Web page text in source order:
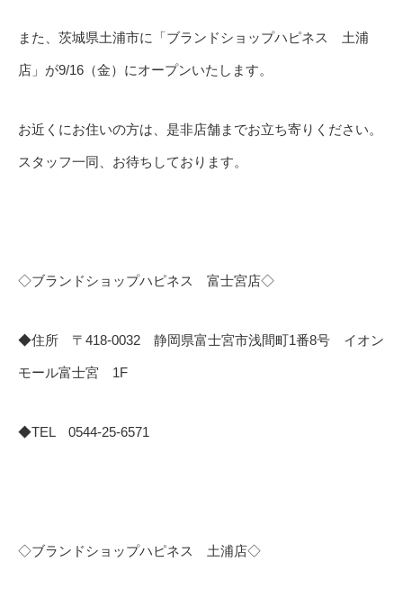
また、茨城県土浦市に「ブランドショップハピネス 土浦
店」が9/16（金）にオープンいたします。
お近くにお住いの方は、是非店舗までお立ち寄りください。
スタッフ一同、お待ちしております。
◇ブランドショップハピネス 富士宮店◇
◆住所 〒418-0032 静岡県富士宮市浅間町1番8号 イオン
モール富士宮 1F
◆TEL 0544-25-6571
◇ブランドショップハピネス 土浦店◇